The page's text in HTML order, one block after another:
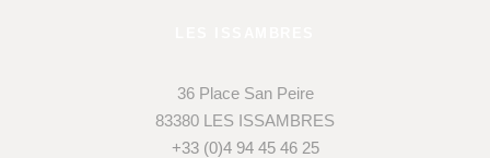
36 Place San Peire
83380 LES ISSAMBRES
+33 (0)4 94 45 46 25